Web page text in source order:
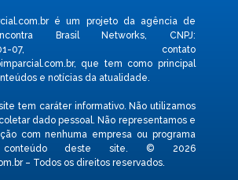
é um projeto da agência de
Brasil Networks, CNPJ:
0001-07, contato
, que tem como principal
e notícias da atualidade.
tem caráter informativo. Não utilizamos
dado pessoal. Não representamos e
com nenhuma empresa ou programa
deste site. © 2026
– Todos os direitos reservados.